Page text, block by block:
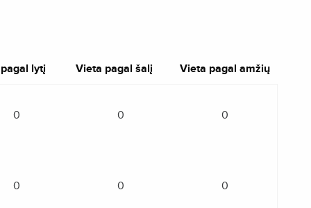
lytį Vieta pagal šalį Vieta pagal amžių
0 0 0
0 0 0